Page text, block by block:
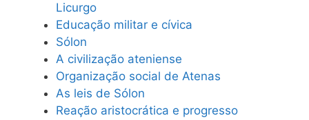
Licurgo
Educação militar e cívica
Sólon
A civilização ateniense
Organização social de Atenas
As leis de Sólon
Reação aristocrática e progresso